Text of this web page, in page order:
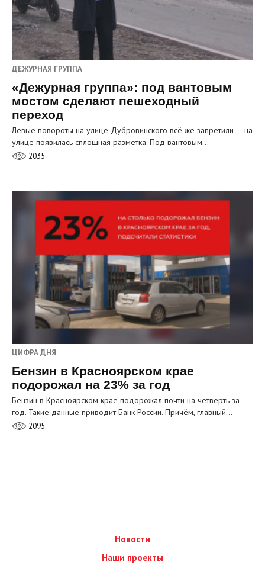
ДЕЖУРНАЯ ГРУППА
«Дежурная группа»: под вантовым
мостом сделают пешеходный
переход
Левые повороты на улице Дубровинского всё же запретили — на
улице появилась сплошная разметка. Под вантовым…
2035
ЦИФРА ДНЯ
Бензин в Красноярском крае
подорожал на 23% за год
Бензин в Красноярском крае подорожал почти на четверть за
год. Такие данные приводит Банк России. Причём, главный…
2095
Новости
Наши проекты